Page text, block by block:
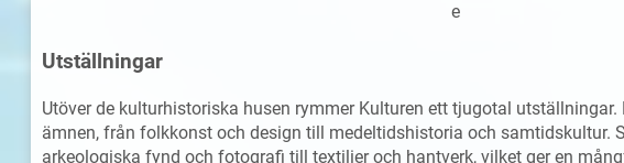
e
Utställningar
Utöver de kulturhistoriska husen rymmer Kulturen ett tjugotal utställningar.
ämnen, från folkkonst och design till medeltidshistoria och samtidskultur.
arkeologiska fynd och fotografi till textilier och hantverk, vilket ger en